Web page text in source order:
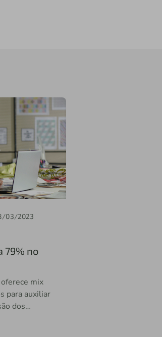
03/2023
79% no
mix
para auxiliar
dos